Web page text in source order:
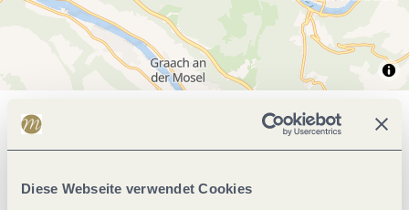
Diese Webseite verwendet Cookies
Allgemeine Informationen